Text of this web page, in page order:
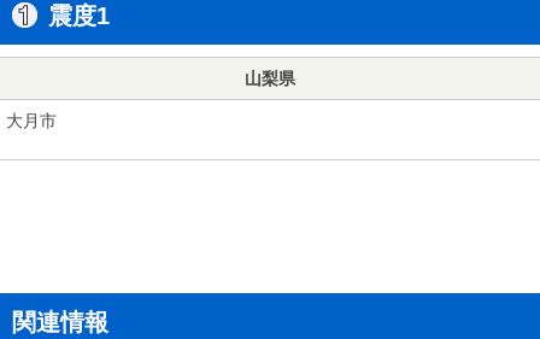
震度1
山梨県
大月市
関連情報